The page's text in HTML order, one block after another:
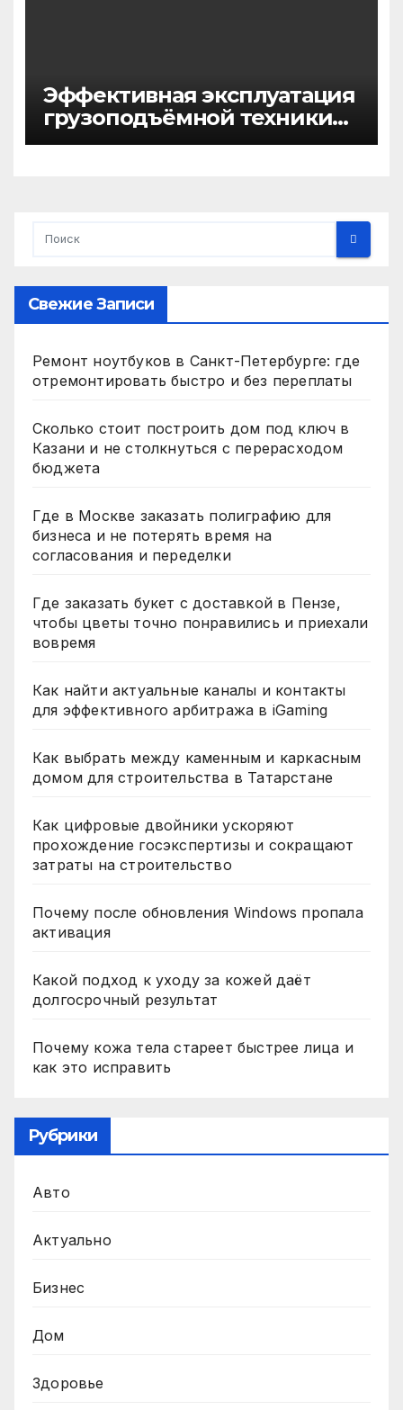
Эффективная эксплуатация
грузоподъёмной техники
на Дальнем Востоке
Свежие Записи
Ремонт ноутбуков в Санкт-Петербурге: где
отремонтировать быстро и без переплаты
Сколько стоит построить дом под ключ в
Казани и не столкнуться с перерасходом
бюджета
Где в Москве заказать полиграфию для
бизнеса и не потерять время на
согласования и переделки
Где заказать букет с доставкой в Пензе,
чтобы цветы точно понравились и приехали
вовремя
Как найти актуальные каналы и контакты
для эффективного арбитража в iGaming
Как выбрать между каменным и каркасным
домом для строительства в Татарстане
Как цифровые двойники ускоряют
прохождение госэкспертизы и сокращают
затраты на строительство
Почему после обновления Windows пропала
активация
Какой подход к уходу за кожей даёт
долгосрочный результат
Почему кожа тела стареет быстрее лица и
как это исправить
Рубрики
Авто
Актуально
Бизнес
Дом
Здоровье